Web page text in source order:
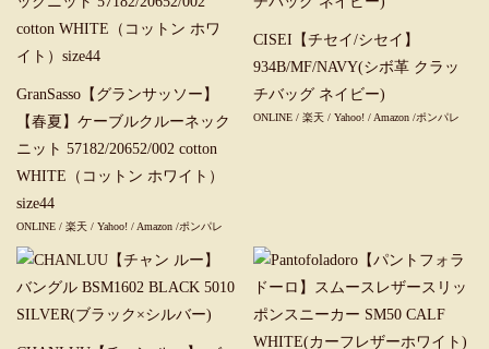
GranSasso【グランサッソー】
【春夏】ケーブルクルーネック
ニット 57182/20652/002 cotton
WHITE（コットン ホワイト）
size44
ONLINE / 楽天 / Yahoo! /Amazon /ポンパレ
CISEI【チセイ/シセイ】
934B/MF/NAVY(シボ革 クラッ
チバッグ ネイビー)
ONLINE /楽天 /Yahoo! /Amazon /ポンパレ